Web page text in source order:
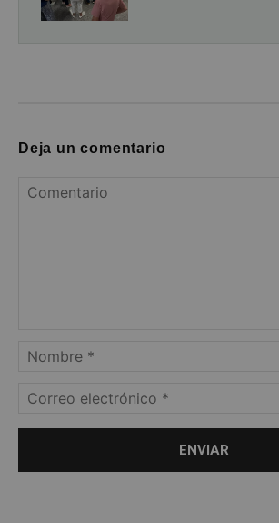
Deja un comentario